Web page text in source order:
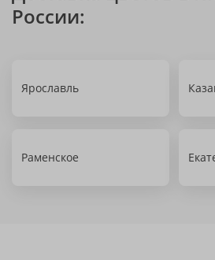
России:
Ярославль
Раменское